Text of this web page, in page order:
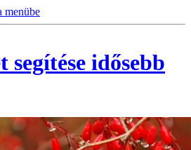
menübe
segítése idősebb